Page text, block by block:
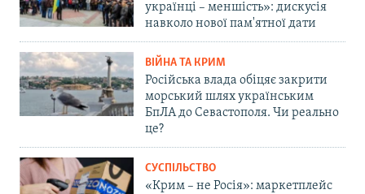
українці – меншість»: дискусія
навколо нової пам'ятної дати
ВІЙНА ТА КРИМ
Російська влада обіцяє закрити
морський шлях українським
БпЛА до Севастополя. Чи реально
це?
СУСПІЛЬСТВО
«Крим – не Росія»: маркетплейс